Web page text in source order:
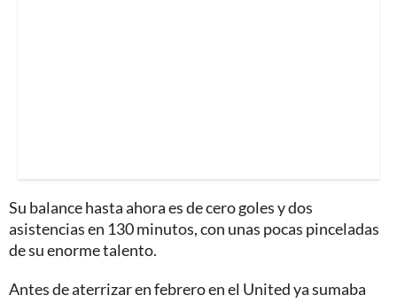
Su balance hasta ahora es de cero goles y dos
asistencias en 130 minutos, con unas pocas pinceladas
de su enorme talento.
Antes de aterrizar en febrero en el United ya sumaba